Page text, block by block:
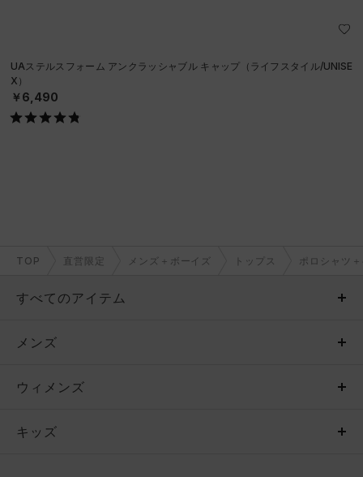
UAステルスフォーム アンクラッシャブル キャップ（ライフスタイル/UNISE
X）
￥6,490
TOP 直営限定 メンズ＋ボーイズ トップス ポロシャツ
すべてのアイテム
メンズ
ウィメンズ
キッズ
メンズ
トップス
ボトムス
ウィメンズ
トップス
キッズ